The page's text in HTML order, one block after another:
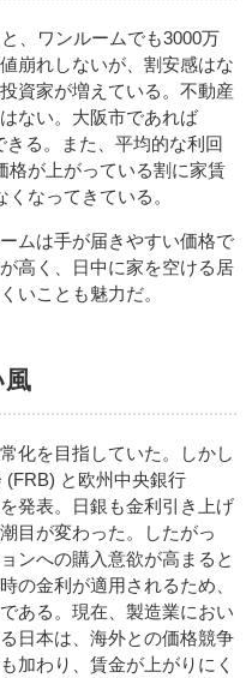
、ワンルームでも3000万
崩れしないが、割安感はな
資家が増えている。不動産
ない。大阪市であれば
る。また、平均的な利回
格が上がっている割に家賃
なってきている。
ムは手が届きやすい価格で
高く、日中に家を空ける居
いことも魅力だ。
風
化を目指していた。しかし
(FRB) と欧州中央銀行
発表。日銀も金利引き上げ
目が変わった。したがっ
ンへの購入意欲が高まると
の金利が適用されるため、
ある。現在、製造業におい
日本は、海外との価格競争
加わり、賃金が上がりにく